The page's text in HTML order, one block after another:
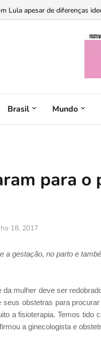
Lula apesar de diferenças
Brasil Mundo
para
18, 2017
a gestação, no parto e
mulher deve ser
obstetras para
a fisioterapia. Temos
a ginecologista e